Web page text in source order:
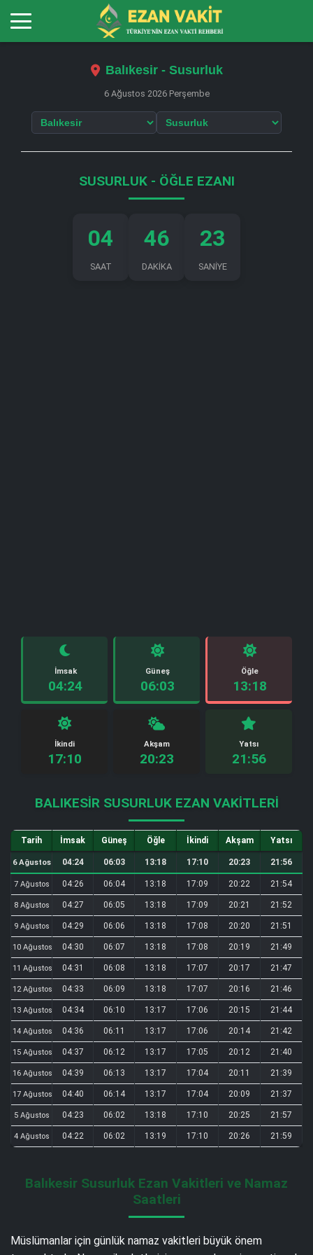
Balıkesir - Susurluk
6 Ağustos 2026 Perşembe
SUSURLUK - ÖĞLE EZANI
04
SAAT
46
DAKİKA
23
SANİYE
İmsak
04:24
Güneş
06:03
Öğle
13:18
İkindi
17:10
Akşam
20:23
Yatsı
21:56
BALIKESIR SUSURLUK EZAN VAKITLERI
Tarih İmsak Güneş Öğle İkindi Akşam Yatsı
6 Ağustos 04:24 06:03 13:18 17:10 20:23 21:56
7 Ağustos 04:26 06:04 13:18 17:09 20:22 21:54
8 Ağustos 04:27 06:05 13:18 17:09 20:21 21:52
9 Ağustos 04:29 06:06 13:18 17:08 20:20 21:51
10 Ağustos 04:30 06:07 13:18 17:08 20:19 21:49
11 Ağustos 04:31 06:08 13:18 17:07 20:17 21:47
12 Ağustos 04:33 06:09 13:18 17:07 20:16 21:46
13 Ağustos 04:34 06:10 13:17 17:06 20:15 21:44
14 Ağustos 04:36 06:11 13:17 17:06 20:14 21:42
15 Ağustos 04:37 06:12 13:17 17:05 20:12 21:40
16 Ağustos 04:39 06:13 13:17 17:04 20:11 21:39
17 Ağustos 04:40 06:14 13:17 17:04 20:09 21:37
5 Ağustos 04:23 06:02 13:18 17:10 20:25 21:57
4 Ağustos 04:22 06:02 13:19 17:10 20:26 21:59
Balıkesir Susurluk Ezan Vakitleri ve Namaz
Saatleri
Müslümanlar için günlük namaz vakitleri büyük önem